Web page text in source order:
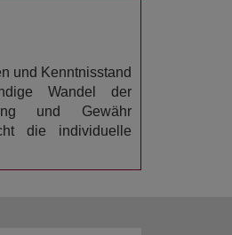
und Kenntnisstand
Wandel der
und Gewähr
die individuelle